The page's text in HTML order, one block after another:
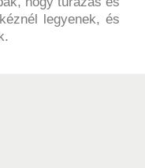
legyenek, és